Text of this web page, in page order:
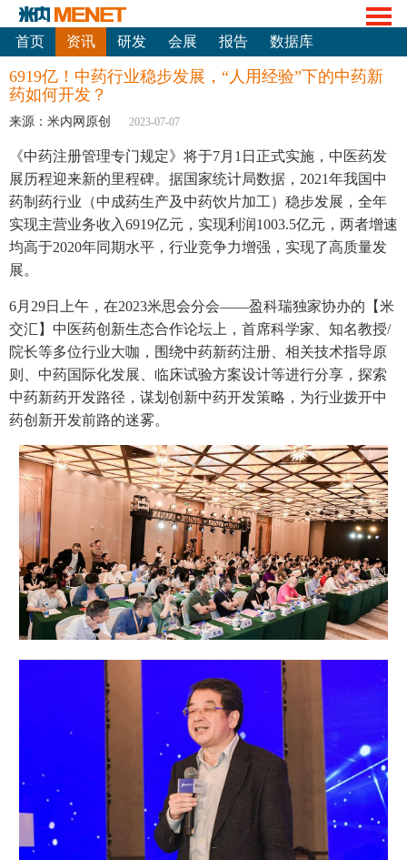
首页 资讯 研发 会展 报告 数据库
6919亿！中药行业稳步发展，“人用经验”下的中药新
药如何开发？
来源：米内网原创 2023-07-07
《中药注册管理专门规定》将于7月1日正式实施，中医药发
展历程迎来新的里程碑。据国家统计局数据，2021年我国中
药制药行业（中成药生产及中药饮片加工）稳步发展，全年
实现主营业务收入6919亿元，实现利润1003.5亿元，两者增速
均高于2020年同期水平，行业竞争力增强，实现了高质量发
展。
6月29日上午，在2023米思会分会——盈科瑞独家协办的【米
交汇】中医药创新生态合作论坛上，首席科学家、知名教授/
院长等多位行业大咖，围绕中药新药注册、相关技术指导原
则、中药国际化发展、临床试验方案设计等进行分享，探索
中药新药开发路径，谋划创新中药开发策略，为行业拨开中
药创新开发前路的迷雾。